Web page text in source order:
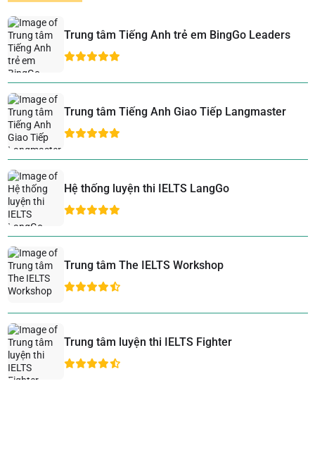
Trung tâm Tiếng Anh trẻ em BingGo Leaders
Trung tâm Tiếng Anh Giao Tiếp Langmaster
Hệ thống luyện thi IELTS LangGo
Trung tâm The IELTS Workshop
Trung tâm luyện thi IELTS Fighter